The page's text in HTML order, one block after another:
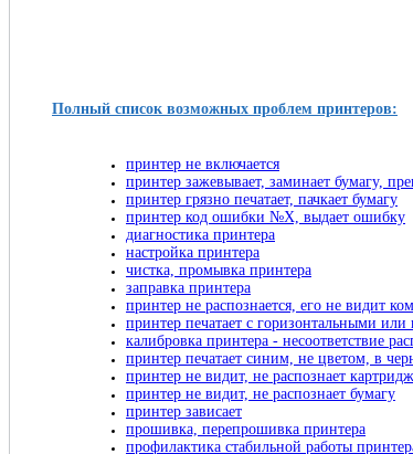
Полный список возможных проблем принтеров:
принтер не включается
принтер зажевывает, заминает бумагу,
принтер грязно печатает, пачкает бумагу
принтер код ошибки №X, выдает ошибку
диагностика принтера
настройка принтера
чистка, промывка принтера
заправка принтера
принтер не распознается, его не видит
принтер печатает с горизонтальными
калибровка принтера - несоответствие
принтер печатает синим, не цветом, в
принтер не видит, не распознает картридж
принтер не видит, не распознает бумагу
принтер зависает
прошивка, перепрошивка принтера
профилактика стабильной работы